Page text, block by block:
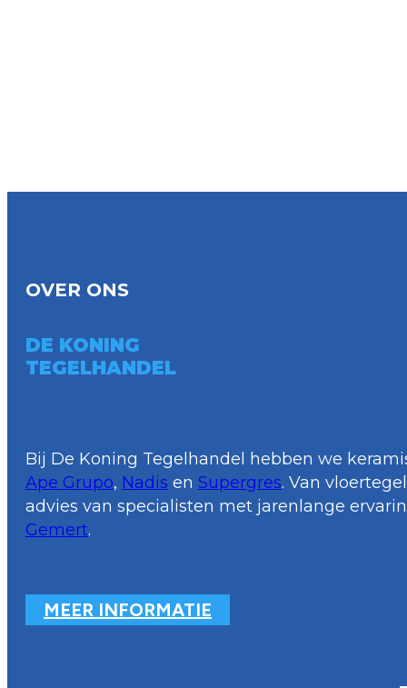
OVER ONS
DE KONING
TEGELHANDEL
Bij De Koning Tegelhandel hebben we
Ape Grupo, Nadis en Supergres. Van
advies van specialisten met jarenlange
Gemert.
MEER INFORMATIE